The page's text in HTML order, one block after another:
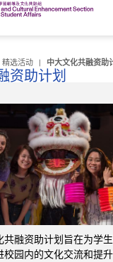
精选活动 | 中大文化共融资助
资助计划
共融资助计划旨在为学
校园内的文化交流和提